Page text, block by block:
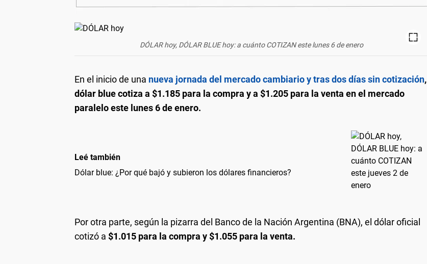
DÓLAR hoy, DÓLAR BLUE hoy: a cuánto COTIZAN este lunes 6 de enero
En el inicio de una nueva jornada del mercado cambiario y tras dos días sin cotización,
dólar blue cotiza a $1.185 para la compra y a $1.205 para la venta en el mercado
paralelo este lunes 6 de enero.
Leé también
Dólar blue: ¿Por qué bajó y subieron los dólares financieros?
Por otra parte, según la pizarra del Banco de la Nación Argentina (BNA), el dólar oficial
cotizó a $1.015 para la compra y $1.055 para la venta.